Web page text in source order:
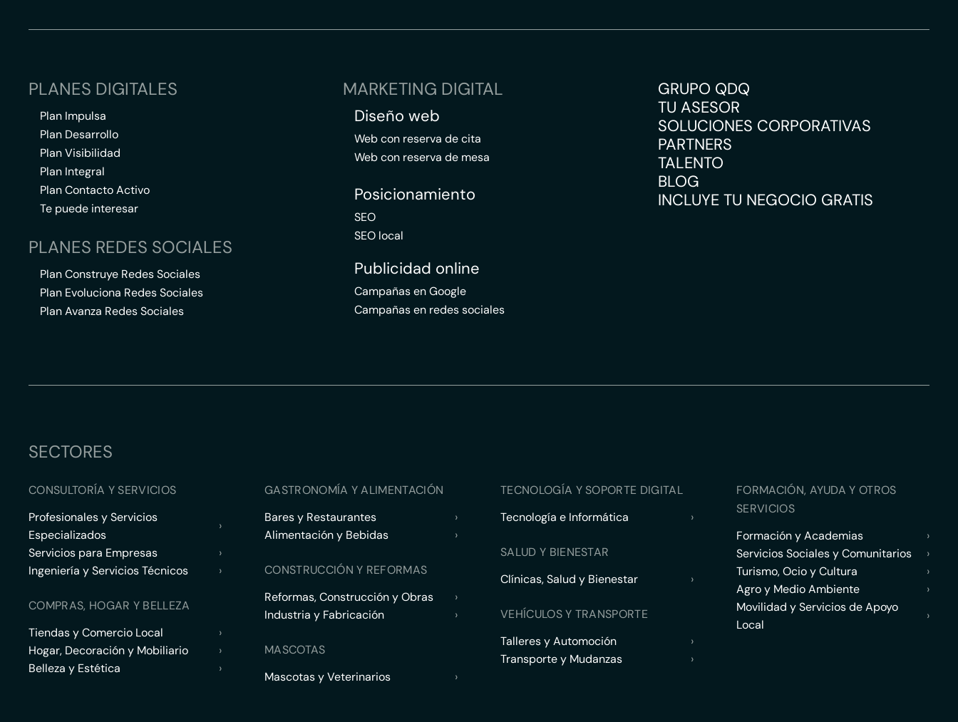
PLANES DIGITALES
Plan Impulsa
Plan Desarrollo
Plan Visibilidad
Plan Integral
Plan Contacto Activo
Te puede interesar
PLANES REDES SOCIALES
Plan Construye Redes Sociales
Plan Evoluciona Redes Sociales
Plan Avanza Redes Sociales
MARKETING DIGITAL
Diseño web
Web con reserva de cita
Web con reserva de mesa
Posicionamiento
SEO
SEO local
Publicidad online
Campañas en Google
Campañas en redes sociales
GRUPO QDQ
TU ASESOR
SOLUCIONES CORPORATIVAS
PARTNERS
TALENTO
BLOG
INCLUYE TU NEGOCIO GRATIS
SECTORES
CONSULTORÍA Y SERVICIOS
Profesionales y Servicios
Especializados
›
Servicios para Empresas
›
Ingeniería y Servicios Técnicos
›
COMPRAS, HOGAR Y BELLEZA
Tiendas y Comercio Local
›
Hogar, Decoración y Mobiliario
›
Belleza y Estética
›
GASTRONOMÍA Y ALIMENTACIÓN
Bares y Restaurantes
›
Alimentación y Bebidas
›
CONSTRUCCIÓN Y REFORMAS
Reformas, Construcción y Obras
›
Industria y Fabricación
›
MASCOTAS
Mascotas y Veterinarios
›
TECNOLOGÍA Y SOPORTE DIGITAL
Tecnología e Informática
›
SALUD Y BIENESTAR
Clínicas, Salud y Bienestar
›
VEHÍCULOS Y TRANSPORTE
Talleres y Automoción
›
Transporte y Mudanzas
›
FORMACIÓN, AYUDA Y OTROS
SERVICIOS
Formación y Academias
›
Servicios Sociales y Comunitarios
›
Turismo, Ocio y Cultura
›
Agro y Medio Ambiente
›
Movilidad y Servicios de Apoyo
Local
›